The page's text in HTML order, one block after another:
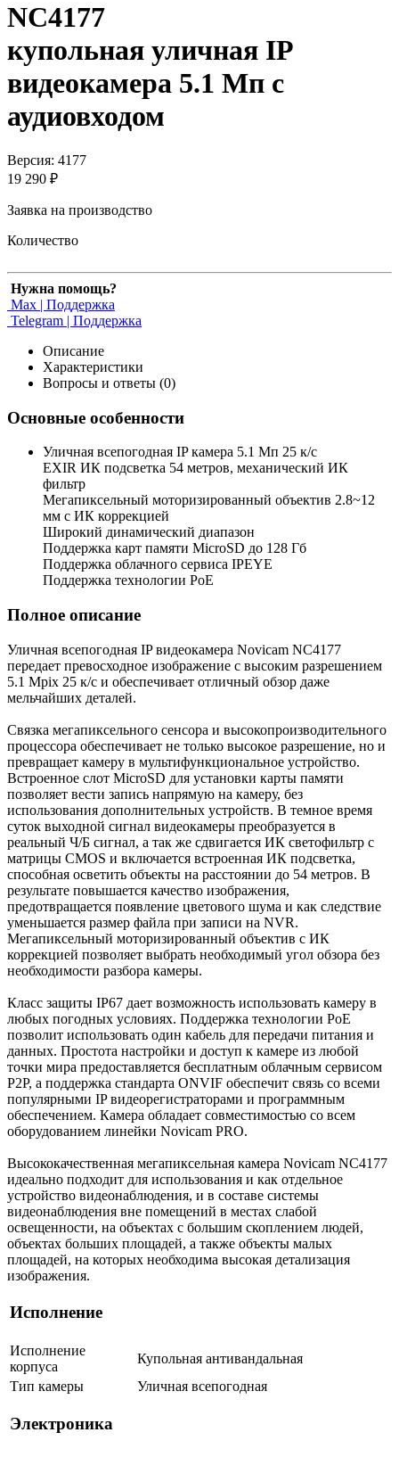
NC4177
купольная уличная IP
видеокамера 5.1 Мп с
аудиовходом
Версия: 4177
19 290 ₽
Заявка на производство
Количество
Нужна помощь?
Max | Поддержка
Telegram | Поддержка
Описание
Характеристики
Вопросы и ответы (0)
Основные особенности
Уличная всепогодная IP камера 5.1 Мп 25 к/с
EXIR ИК подсветка 54 метров, механический ИК
фильтр
Мегапиксельный моторизированный объектив 2.8~12
мм c ИК коррекцией
Широкий динамический диапазон
Поддержка карт памяти MicroSD до 128 Гб
Поддержка облачного сервиса IPEYE
Поддержка технологии PoE
Полное описание
Уличная всепогодная IP видеокамера Novicam NC4177
передает превосходное изображение с высоким разрешением
5.1 Mрix 25 к/с и обеспечивает отличный обзор даже
мельчайших деталей.
Связка мегапиксельного сенсора и высокопроизводительного
процессора обеспечивает не только высокое разрешение, но и
превращает камеру в мультифункциональное устройство.
Встроенное слот MicroSD для установки карты памяти
позволяет вести запись напрямую на камеру, без
использования дополнительных устройств. В темное время
суток выходной сигнал видеокамеры преобразуется в
реальный Ч/Б сигнал, а так же сдвигается ИК светофильтр с
матрицы CMOS и включается встроенная ИК подсветка,
способная осветить объекты на расстоянии до 54 метров. В
результате повышается качество изображения,
предотвращается появление цветового шума и как следствие
уменьшается размер файла при записи на NVR.
Мегапиксельный моторизированный объектив с ИК
коррекцией позволяет выбрать необходимый угол обзора без
необходимости разбора камеры.
Класс защиты IP67 дает возможность использовать камеру в
любых погодных условиях. Поддержка технологии РоЕ
позволит использовать один кабель для передачи питания и
данных. Простота настройки и доступ к камере из любой
точки мира предоставляется бесплатным облачным сервисом
P2P, а поддержка стандарта ONVIF обеспечит связь со всеми
популярными IP видеорегистраторами и программным
обеспечением. Камера обладает совместимостью со всем
оборудованием линейки Novicam PRO.
Высококачественная мегапиксельная камера Novicam NC4177
идеально подходит для использования и как отдельное
устройство видеонаблюдения, и в составе системы
видеонаблюдения вне помещений в местах слабой
освещенности, на объектах с большим скоплением людей,
объектах больших площадей, а также объекты малых
площадей, на которых необходима высокая детализация
изображения.
Исполнение
Исполнение
корпуса
Купольная антивандальная
Тип камеры
Уличная всепогодная
Электроника